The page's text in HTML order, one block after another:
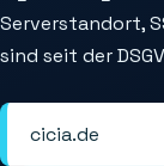
Serverstandort,
sind seit der